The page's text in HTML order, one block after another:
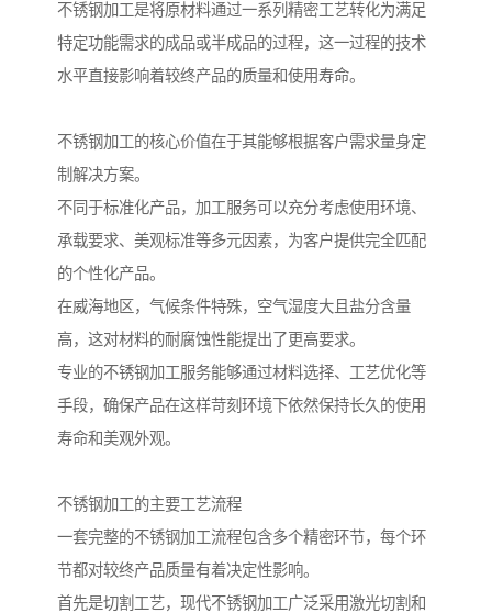
不锈钢加工是将原材料通过一系列精密工艺转化为满足
特定功能需求的成品或半成品的过程，这一过程的技术
水平直接影响着较终产品的质量和使用寿命。
不锈钢加工的核心价值在于其能够根据客户需求量身定
制解决方案。
不同于标准化产品，加工服务可以充分考虑使用环境、
承载要求、美观标准等多元因素，为客户提供完全匹配
的个性化产品。
在威海地区，气候条件特殊，空气湿度大且盐分含量
高，这对材料的耐腐蚀性能提出了更高要求。
专业的不锈钢加工服务能够通过材料选择、工艺优化等
手段，确保产品在这样苛刻环境下依然保持长久的使用
寿命和美观外观。
不锈钢加工的主要工艺流程
一套完整的不锈钢加工流程包含多个精密环节，每个环
节都对较终产品质量有着决定性影响。
首先是切割工艺，现代不锈钢加工广泛采用激光切割和